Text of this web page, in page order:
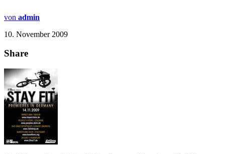
von admin
10. November 2009
Share